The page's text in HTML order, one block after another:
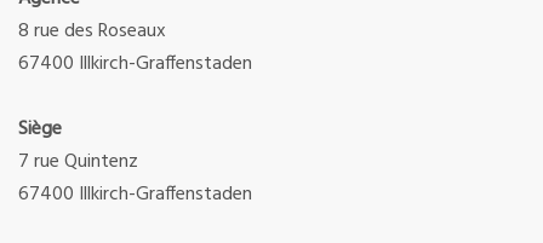
8 rue des Roseaux
67400 Illkirch-Graffenstaden
Siège
7 rue Quintenz
67400 Illkirch-Graffenstaden